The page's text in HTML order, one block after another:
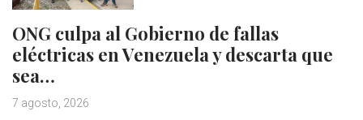
ONG culpa al Gobierno de fallas
eléctricas en Venezuela y descarta que
sea…
7 agosto, 2026